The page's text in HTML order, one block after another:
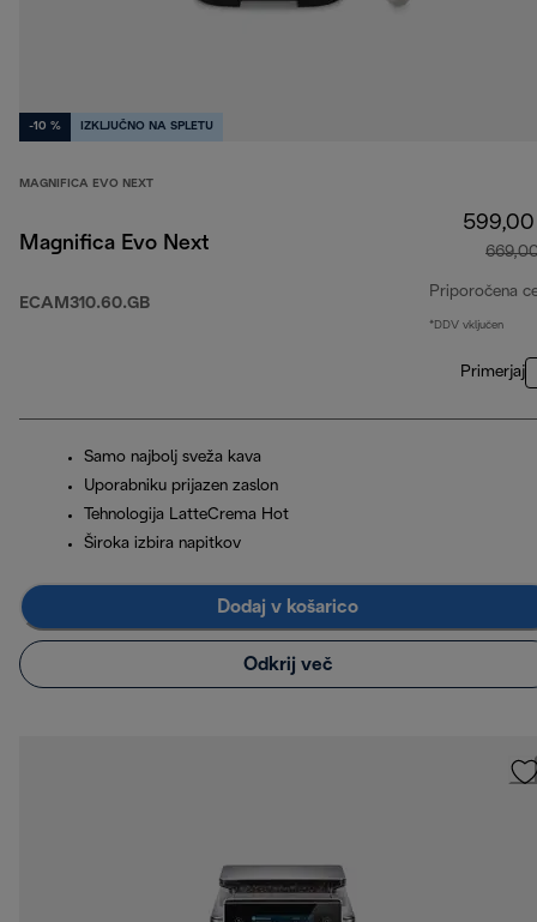
-10 % IZKLJUČNO NA SPLETU
MAGNIFICA EVO NEXT
Magnifica Evo Next
ECAM310.60.GB
Priporočena
*DDV vključen
Primerjaj
Samo najbolj sveža kava
Uporabniku prijazen zaslon
Tehnologija LatteCrema Hot
Široka izbira napitkov
Dodaj v košarico
Odkrij več